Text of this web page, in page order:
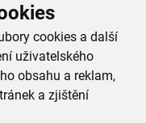
cookies a další
uživatelského
obsahu a reklam,
a zjištění